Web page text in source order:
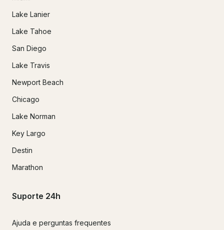
Lake Lanier
Lake Tahoe
San Diego
Lake Travis
Newport Beach
Chicago
Lake Norman
Key Largo
Destin
Marathon
Suporte 24h
Ajuda e perguntas frequentes